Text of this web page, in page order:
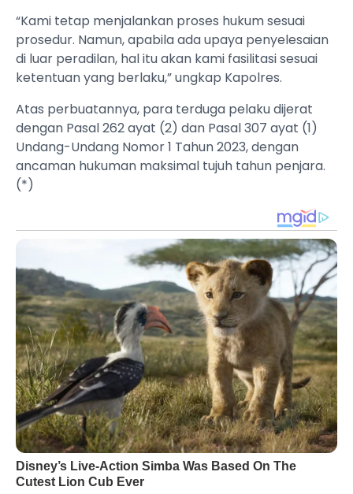
“Kami tetap menjalankan proses hukum sesuai
prosedur. Namun, apabila ada upaya penyelesaian
di luar peradilan, hal itu akan kami fasilitasi sesuai
ketentuan yang berlaku,” ungkap Kapolres.
Atas perbuatannya, para terduga pelaku dijerat
dengan Pasal 262 ayat (2) dan Pasal 307 ayat (1)
Undang-Undang Nomor 1 Tahun 2023, dengan
ancaman hukuman maksimal tujuh tahun penjara.
(*)